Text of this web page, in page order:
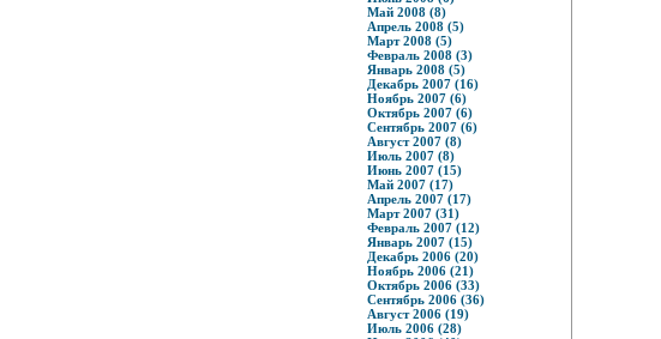
Май 2008 (8)
Апрель 2008 (5)
Март 2008 (5)
Февраль 2008 (3)
Январь 2008 (5)
Декабрь 2007 (16)
Ноябрь 2007 (6)
Октябрь 2007 (6)
Сентябрь 2007 (6)
Август 2007 (8)
Июль 2007 (8)
Июнь 2007 (15)
Май 2007 (17)
Апрель 2007 (17)
Март 2007 (31)
Февраль 2007 (12)
Январь 2007 (15)
Декабрь 2006 (20)
Ноябрь 2006 (21)
Октябрь 2006 (33)
Сентябрь 2006 (36)
Август 2006 (19)
Июль 2006 (28)